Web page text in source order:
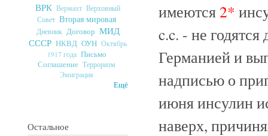
ВРК Вермахт Верховный
Совет Вторая мировая
Дневник Договор МИД
СССР НКВД ОУН Октябрь
1917 года Письмо
Соглашение Терроризм
Эмиграция
Ещё
Остальное
имеются 2*
c.c. - не
Германией и
надписью о
июня инсулин
наверх,